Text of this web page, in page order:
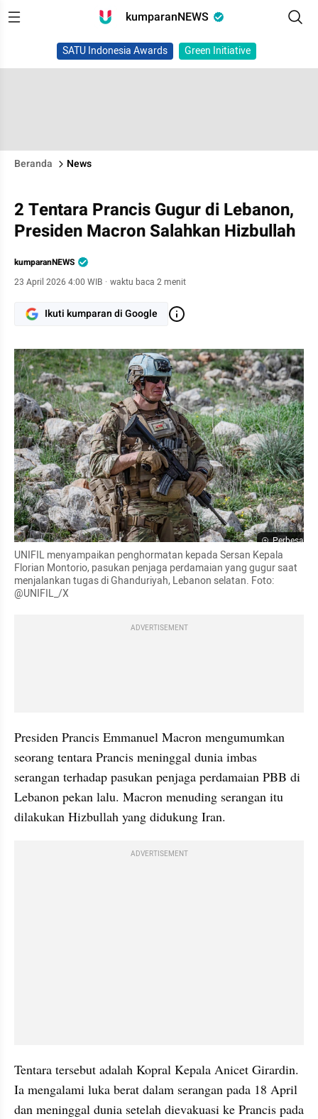
kumparanNEWS
SATU Indonesia Awards Green Initiative
Beranda News
2 Tentara Prancis Gugur di Lebanon,
Presiden Macron Salahkan Hizbullah
kumparanNEWS
23 April 2026 4:00 WIB · waktu baca 2 menit
Ikuti kumparan di Google
Perbesar
UNIFIL menyampaikan penghormatan kepada Sersan Kepala
Florian Montorio, pasukan penjaga perdamaian yang gugur saat
menjalankan tugas di Ghanduriyah, Lebanon selatan. Foto:
@UNIFIL_/X
ADVERTISEMENT
Presiden Prancis Emmanuel Macron mengumumkan
seorang tentara Prancis meninggal dunia imbas
serangan terhadap pasukan penjaga perdamaian PBB di
Lebanon pekan lalu. Macron menuding serangan itu
dilakukan Hizbullah yang didukung Iran.
ADVERTISEMENT
Tentara tersebut adalah Kopral Kepala Anicet Girardin.
Ia mengalami luka berat dalam serangan pada 18 April
dan meninggal dunia setelah dievakuasi ke Prancis pada